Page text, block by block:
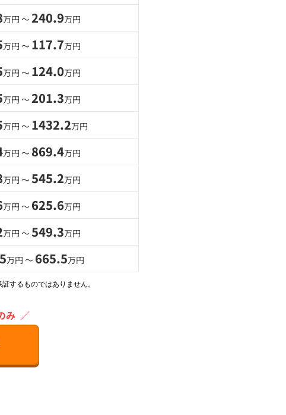
万円 〜240.9万円
万円 〜 117.7万円
万円 〜 124.0万円
万円 〜201.3万円
万円 〜 1432.2万円
万円 〜 869.4万円
万円 〜545.2万円
万円 〜 625.6万円
万円 〜549.3万円
万円 〜 665.5万円
するものではありません。
み ／